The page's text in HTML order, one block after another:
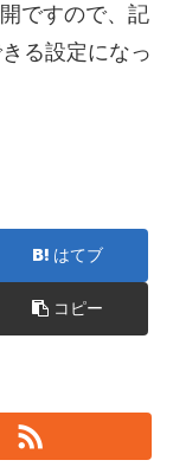
ですので、記
る設定になっ
はてブ
コピー